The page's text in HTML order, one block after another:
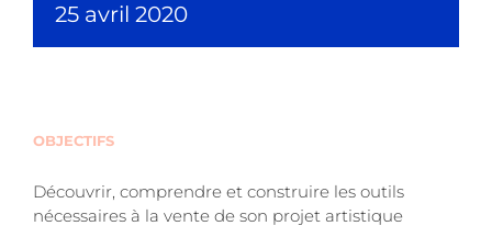
25 avril 2020
OBJECTIFS
Découvrir, comprendre et construire les outils
nécessaires à la vente de son projet artistique